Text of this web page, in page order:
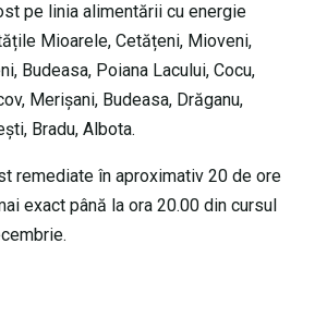
pe linia alimentării cu energie
Mioarele, Cetățeni, Mioveni,
Budeasa, Poiana Lacului, Cocu,
Merișani, Budeasa, Drăganu,
Bradu, Albota.
remediate în aproximativ 20 de ore
exact până la ora 20.00 din cursul